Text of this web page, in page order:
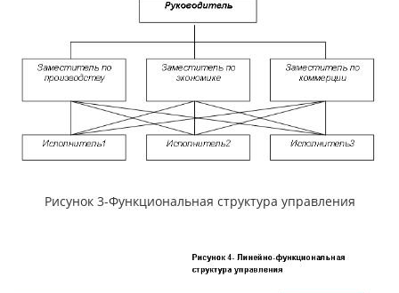
Рисунок 3-Функциональная структура управления